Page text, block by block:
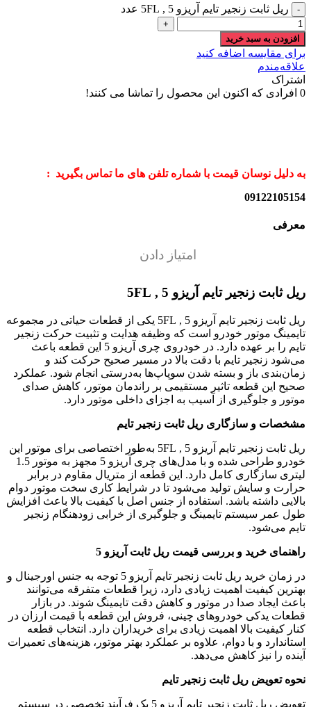
ریل ثابت زنجیر تایم آریزو 5 , 5FL عدد
افزودن به سبد خرید
برای مقایسه اضافه کنید
علاقه‌مندم
اشتراک
0 افرادی که اکنون این محصول را تماشا می کنند!
به دلیل نوسان قیمت با شماره تلفن های ما تماس بگیرید :
09122105154
معرفی
امتیاز دادن
ریل ثابت زنجیر تایم آریزو 5 , 5FL
ریل ثابت زنجیر تایم آریزو 5 , 5FL یکی از قطعات حیاتی در مجموعه
تایمینگ موتور خودرو است که وظیفه هدایت و تثبیت حرکت زنجیر
تایم را بر عهده دارد. در خودروی چری آریزو 5 این قطعه باعث
می‌شود زنجیر تایم با دقت بالا در مسیر صحیح حرکت کند و
زمان‌بندی باز و بسته شدن سوپاپ‌ها به‌درستی انجام شود. عملکرد
صحیح این قطعه تاثیر مستقیمی بر راندمان موتور، کاهش صدای
موتور و جلوگیری از آسیب به اجزای داخلی موتور دارد.
مشخصات و سازگاری ریل ثابت زنجیر تایم
ریل ثابت زنجیر تایم آریزو 5 , 5FL به‌طور اختصاصی برای موتور این
خودرو طراحی شده و با مدل‌های چری آریزو 5 مجهز به موتور 1.5
لیتری سازگاری کامل دارد. این قطعه از متریال مقاوم در برابر
حرارت و سایش تولید می‌شود تا در شرایط کاری سخت موتور دوام
بالایی داشته باشد. استفاده از جنس اصل با کیفیت بالا باعث افزایش
طول عمر سیستم تایمینگ و جلوگیری از خرابی زودهنگام زنجیر
تایم می‌شود.
راهنمای خرید و بررسی قیمت ریل ثابت آریزو 5
در زمان خرید ریل ثابت زنجیر تایم آریزو 5 توجه به جنس اورجینال و
بهترین کیفیت اهمیت زیادی دارد، زیرا قطعات متفرقه می‌توانند
باعث ایجاد صدا در موتور و کاهش دقت تایمینگ شوند. در بازار
قطعات یدکی خودروهای چینی، فروش این قطعه با قیمت ارزان در
کنار کیفیت بالا اهمیت زیادی برای خریداران دارد. انتخاب قطعه
استاندارد و با دوام، علاوه بر عملکرد بهتر موتور، هزینه‌های تعمیرات
آینده را نیز کاهش می‌دهد.
نحوه تعویض ریل ثابت زنجیر تایم
تعویض ریل ثابت زنجیر تایم آریزو 5 یک فرآیند تخصصی در سیستم